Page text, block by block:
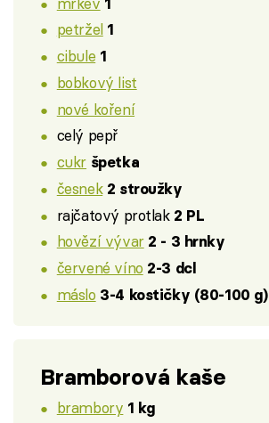
petržel 1
cibule 1
bobkový list
nové koření
celý pepř
cukr špetka
česnek 2 stroužky
rajčatový protlak 2 PL
hovězí vývar 2 - 3 hrnky
červené víno 2-3 dcl
máslo 3-4 kostičky (80-100 g)
Bramborová kaše
brambory 1 kg